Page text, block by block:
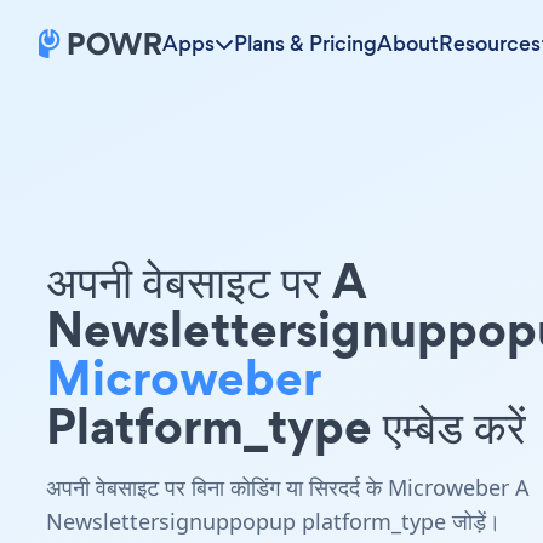
Apps Plans & PricingAboutResources
अपनी वेबसाइट पर A
Microweber
Platform_type एम्बेड करें
अपनी वेबसाइट पर बिना कोडिंग या सिरदर्द के Microweber A
Newslettersignuppopup platform_type जोड़ें।